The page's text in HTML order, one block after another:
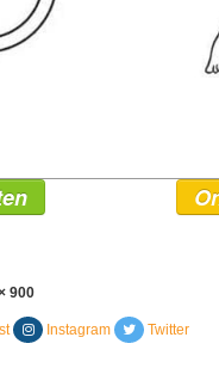
900
Instagram Twitter